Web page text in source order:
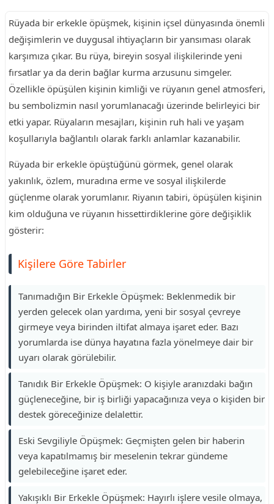
Rüyada bir erkekle öpüşmek, kişinin içsel dünyasında önemli
değişimlerin ve duygusal ihtiyaçların bir yansıması olarak
karşımıza çıkar. Bu rüya, bireyin sosyal ilişkilerinde yeni
fırsatlar ya da derin bağlar kurma arzusunu simgeler.
Özellikle öpüşülen kişinin kimliği ve rüyanın genel atmosferi,
bu sembolizmin nasıl yorumlanacağı üzerinde belirleyici bir
etki yapar. Rüyaların mesajları, kişinin ruh hali ve yaşam
koşullarıyla bağlantılı olarak farklı anlamlar kazanabilir.
Rüyada bir erkekle öpüştüğünü görmek, genel olarak
yakınlık, özlem, muradına erme ve sosyal ilişkilerde
güçlenme olarak yorumlanır. Riyanın tabiri, öpüşülen kişinin
kim olduğuna ve rüyanın hissettirdiklerine göre değişiklik
gösterir:
Kişilere Göre Tabirler
Tanımadığın Bir Erkekle Öpüşmek: Beklenmedik bir
yerden gelecek olan yardıma, yeni bir sosyal çevreye
girmeye veya birinden iltifat almaya işaret eder. Bazı
yorumlarda ise dünya hayatına fazla yönelmeye dair bir
uyarı olarak görülebilir.
Tanıdık Bir Erkekle Öpüşmek: O kişiyle aranızdaki bağın
güçleneceğine, bir iş birliği yapacağınıza veya o kişiden bir
destek göreceğinize delalettir.
Eski Sevgiliyle Öpüşmek: Geçmişten gelen bir haberin
veya kapatılmamış bir meselenin tekrar gündeme
gelebileceğine işaret eder.
Yakışıklı Bir Erkekle Öpüşmek: Hayırlı işlere vesile olmaya,